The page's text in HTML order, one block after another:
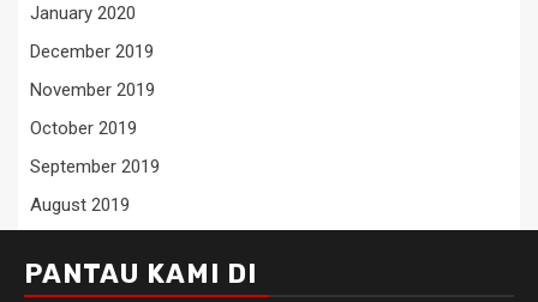
January 2020
December 2019
November 2019
October 2019
September 2019
August 2019
PANTAU KAMI DI